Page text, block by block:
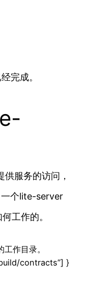
完成。
服务的访问，
个lite-server
工作的。
作目录。
build/contracts”] }